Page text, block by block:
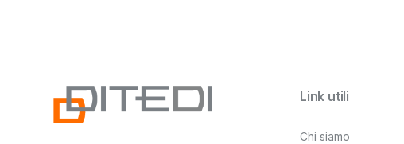
Link utili
Chi siamo